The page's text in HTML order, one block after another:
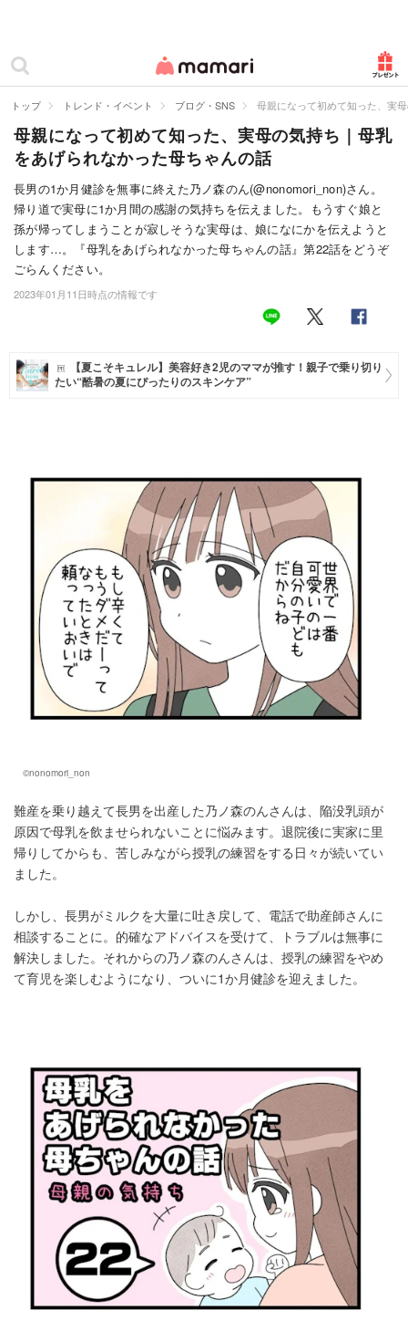
ママリ
カテゴリー一覧
妊娠
出産
赤ちゃん・育児
子育て・家族
病院
お仕事
トレンド・イベント
トップ トレンド・イベント ブログ・SNS 母親になって初めて知った、実
母親になって初めて知った、実母の気持ち｜母乳
をあげられなかった母ちゃんの話
長男の1か月健診を無事に終えた乃ノ森のん(@nonomori_non)さん。
帰り道で実母に1か月間の感謝の気持ちを伝えました。もうすぐ娘と
孫が帰ってしまうことが寂しそうな実母は、娘になにかを伝えようと
します…。『母乳をあげられなかった母ちゃんの話』第22話をどうぞ
ごらんください。
2023年01月11日時点の情報です
【夏こそキュレル】美容好き2児のママが推す！親子で乗り切り
たい“酷暑の夏にぴったりのスキンケア”
©nonomori_non
難産を乗り越えて長男を出産した乃ノ森のんさんは、陥没乳頭が
原因で母乳を飲ませられないことに悩みます。退院後に実家に里
帰りしてからも、苦しみながら授乳の練習をする日々が続いてい
ました。
しかし、長男がミルクを大量に吐き戻して、電話で助産師さんに
相談することに。的確なアドバイスを受けて、トラブルは無事に
解決しました。それからの乃ノ森のんさんは、授乳の練習をやめ
て育児を楽しむようになり、ついに1か月健診を迎えました。